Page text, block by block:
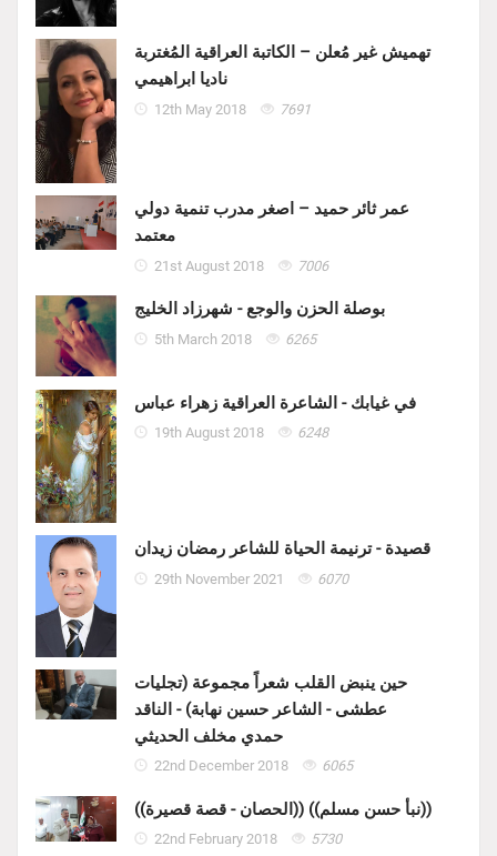
تهميش غير مُعلن – الكاتبة العراقية المُغتربة
ناديا ابراهيمي
12th May 2018 7691
عمر ثائر حميد – اصغر مدرب تنمية دولي
معتمد
21st August 2018 7006
بوصلة الحزن والوجع - شهرزاد الخليج
5th March 2018 6265
في غيابك - الشاعرة العراقية زهراء عباس
19th August 2018 6248
قصيدة - ترنيمة الحياة للشاعر رمضان زيدان
29th November 2021 6070
حين ينبض القلب شعراً مجموعة (تجليات
عطشى - الشاعر حسين نهابة) - الناقد
حمدي مخلف الحديثي
22nd December 2018 6065
((الحصان - قصة قصيرة)) ((نبأ حسن مسلم))
22nd February 2018 5730